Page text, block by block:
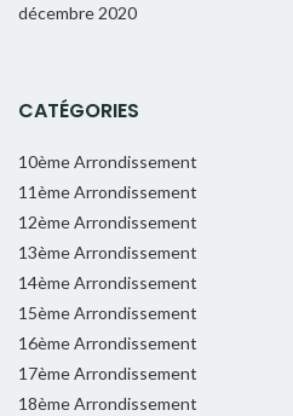
décembre 2020
CATÉGORIES
10ème Arrondissement
11ème Arrondissement
12ème Arrondissement
13ème Arrondissement
14ème Arrondissement
15ème Arrondissement
16ème Arrondissement
17ème Arrondissement
18ème Arrondissement